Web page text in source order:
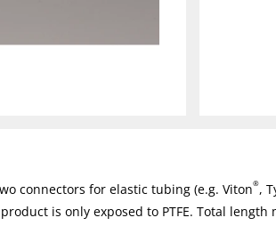
connectors for elastic tubing (e.g. Viton®,
is only exposed to PTFE. Total